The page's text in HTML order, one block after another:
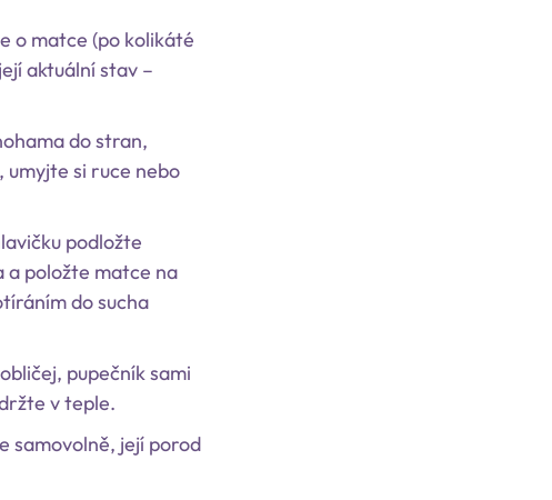
o matce (po kolikáté
aktuální stav –
do stran,
umyjte si ruce nebo
podložte
a položte matce na
do sucha
pupečník sami
v teple.
samovolně, její porod